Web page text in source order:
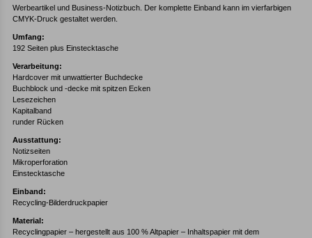
Werbeartikel und Business-Notizbuch. Der komplette Einband kann im vierfarbigen
CMYK-Druck gestaltet werden.
Umfang:
192 Seiten plus Einstecktasche
Verarbeitung:
Hardcover mit unwattierter Buchdecke
Buchblock und -decke mit spitzen Ecken
Lesezeichen
Kapitalband
runder Rücken
Ausstattung:
Notizseiten
Mikroperforation
Einstecktasche
Einband:
Recycling-Bilderdruckpapier
Material:
Recyclingpapier – hergestellt aus 100 % Altpapier – Inhaltspapier mit dem